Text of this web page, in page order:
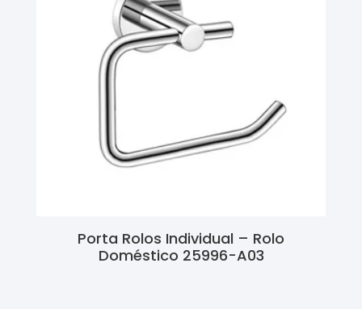
Porta Rolos Individual – Rolo
Doméstico 25996-A03